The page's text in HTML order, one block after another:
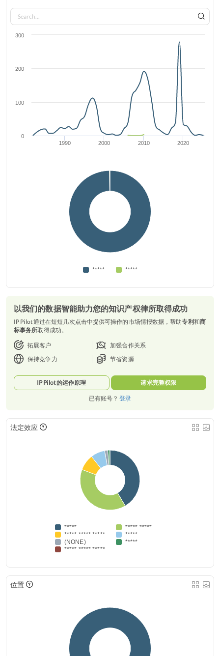
1990 2000 2010 2020
0
100
200
300
***** *****
以我们的数据智能助力您的知识产权律所取得成功
IP Pilot 通过在短短几次点击中提供可操作的市场情报数据，帮助专利和商
标事务所取得成功。
拓展客户
加强合作关系
保持竞争力
节省资源
IP Pilot 的运作原理 请求完整权限
已有账号？ 登录
法定效应
*****
***** *****
***** ***** *****
*****
(NONE)
*****
***** ***** *****
位置